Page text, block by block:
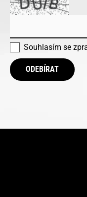
Souhlasím se
ODEBÍRAT